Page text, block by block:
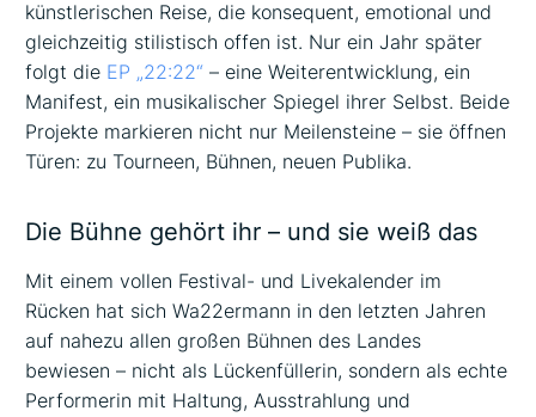
künstlerischen Reise, die konsequent, emotional und
gleichzeitig stilistisch offen ist. Nur ein Jahr später
folgt die EP „22:22“ – eine Weiterentwicklung, ein
Manifest, ein musikalischer Spiegel ihrer Selbst. Beide
Projekte markieren nicht nur Meilensteine – sie öffnen
Türen: zu Tourneen, Bühnen, neuen Publika.
Die Bühne gehört ihr – und sie weiß das
Mit einem vollen Festival- und Livekalender im
Rücken hat sich Wa22ermann in den letzten Jahren
auf nahezu allen großen Bühnen des Landes
bewiesen – nicht als Lückenfüllerin, sondern als echte
Performerin mit Haltung, Ausstrahlung und